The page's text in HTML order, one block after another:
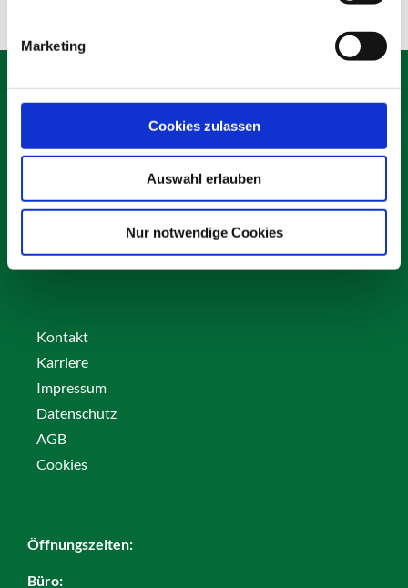
Marketing
Cookies zulassen
Auswahl erlauben
Nur notwendige Cookies
Schäfer Verleihservice
Rudolf-Diesel-Ring 12
info@vs-schaefer.de
Tel: 08141 6254343
Fax:08141 6254359
Kontakt
Karriere
Impressum
Datenschutz
AGB
Cookies
Öffnungszeiten:
Büro: